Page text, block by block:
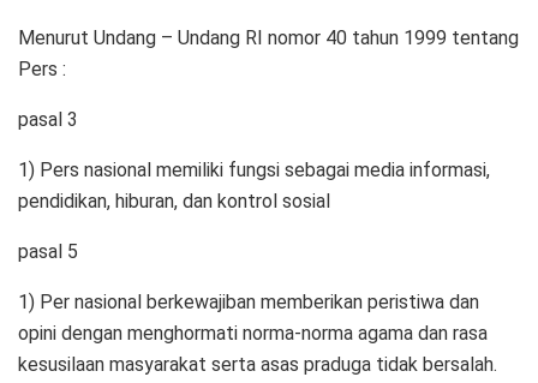
Menurut Undang – Undang RI nomor 40 tahun 1999 tentang
Pers :
pasal 3
1) Pers nasional memiliki fungsi sebagai media informasi,
pendidikan, hiburan, dan kontrol sosial
pasal 5
1) Per nasional berkewajiban memberikan peristiwa dan
opini dengan menghormati norma-norma agama dan rasa
kesusilaan masyarakat serta asas praduga tidak bersalah.